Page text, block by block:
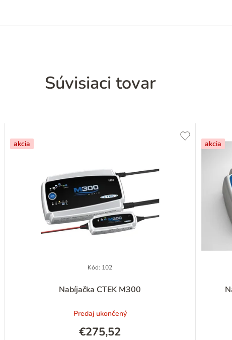
Súvisiaci tovar
akcia
Nabíjačka CTEK M300
Predaj ukončený
€275,52
Kód: 102
akcia